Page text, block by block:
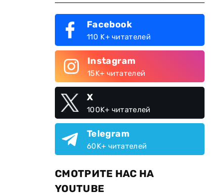
Facebook
110 K+ читателей
Instagram
15K+ читателей
X
100K+ читателей
Telegram
60K+ читателей
СМОТРИТЕ НАС НА
YOUTUBE